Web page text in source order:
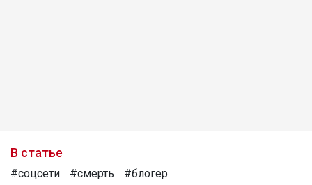
В статье
#соцсети #смерть #блогер